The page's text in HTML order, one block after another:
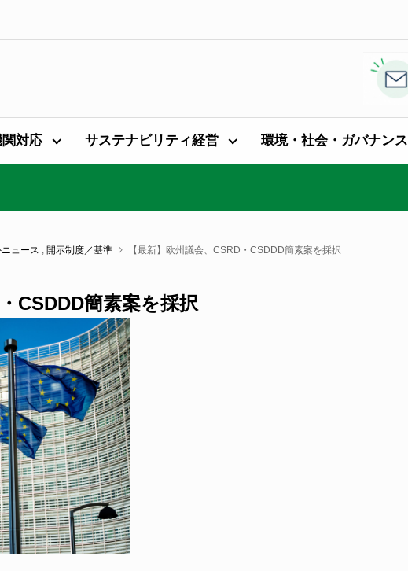
関対応 サステナビリティ経営 環境・社会・ガバナンス
ュース , 開示制度／基準 【最新】欧州議会、CSRD・CSDDD簡素案を採択
CSDDD簡素案を採択